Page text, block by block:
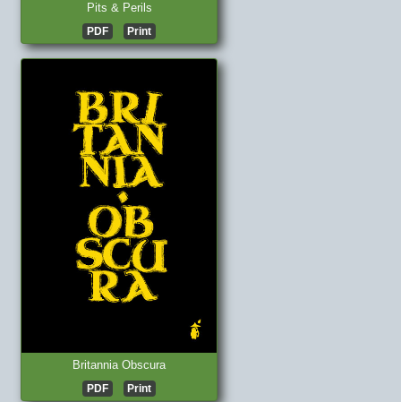
Pits & Perils
PDF Print
Britannia Obscura
PDF Print